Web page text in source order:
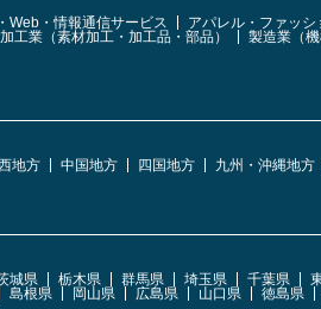
Web・情報通信サービス アパレル・ファッシ
工業（素材加工・加工品・部品） 製造業（機
地方 中国地方 四国地方 九州・沖縄地方
城県 栃木県 群馬県 埼玉県 千葉県
島根県 岡山県 広島県 山口県 徳島県